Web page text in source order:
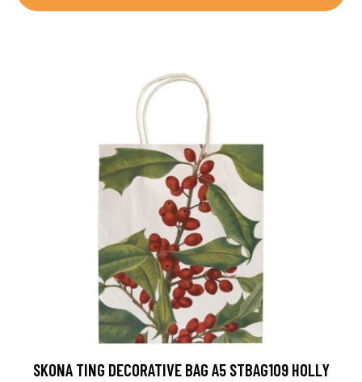
SKONA TING DECORATIVE BAG A5 STBAG109 HOLLY